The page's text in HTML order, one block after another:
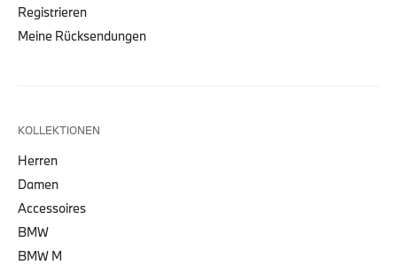
Registrieren
Meine Rücksendungen
KOLLEKTIONEN
Herren
Damen
Accessoires
BMW
BMW M